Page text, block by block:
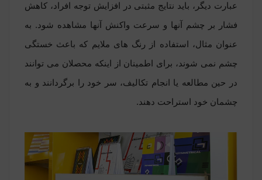
عبارت دیگر، باید نتایج مثبتی در افزایش توجه افراد، کاهش
فشار بر چشم آنها و سرعت واکنش آنها مشاهده شود. به
عنوان مثال، استفاده از رنگ های ملایم که باعث خستگی
چشم نمی شوند، برای اطمینان از اینکه محصلان می توانند
در حین مطالعه یا انجام تکالیف، سر خود را برگردانند و به
چشمان خود استراحت دهند.